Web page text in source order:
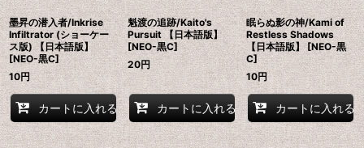
墨昇の潜入者/Inkrise
Infiltrator (ショーケー
ス版) 【日本語版】
[NEO-黒C]
10円
カートに入れる
魁渡の追跡/Kaito's
Pursuit 【日本語版】
[NEO-黒C]
20円
カートに入れる
眠らぬ影の神/Kami of
Restless Shadows
【日本語版】 [NEO-黒
C]
10円
カートに入れる